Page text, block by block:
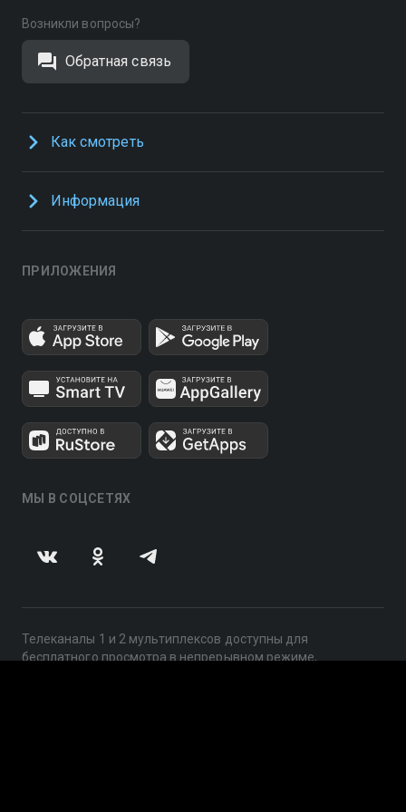
Возникли вопросы?
Обратная связь
Как смотреть
Информация
ПРИЛОЖЕНИЯ
МЫ В СОЦСЕТЯХ
Телеканалы 1 и 2 мультиплексов доступны для
бесплатного просмотра в непрерывном режиме,